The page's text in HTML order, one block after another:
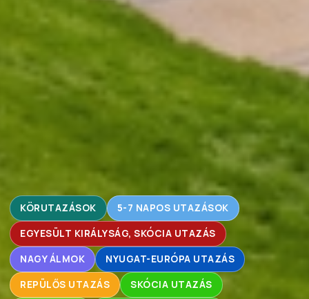
KÖRUTAZÁSOK 5-7 NAPOS UTAZÁSOK
EGYESÜLT KIRÁLYSÁG, SKÓCIA UTAZÁS
NAGY ÁLMOK NYUGAT-EURÓPA UTAZÁS
REPÜLŐS UTAZÁS SKÓCIA UTAZÁS